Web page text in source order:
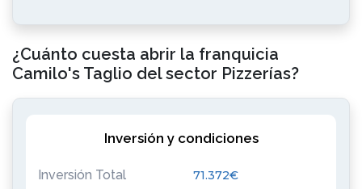
¿Cuánto cuesta abrir la franquicia
Camilo's Taglio del sector Pizzerías?
Inversión y condiciones
Inversión Total 71.372€